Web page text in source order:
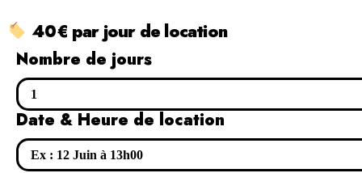
40€ par jour de location
Nombre de jours
Date & Heure de location